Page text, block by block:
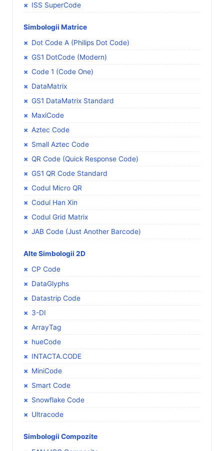
ISS SuperCode
Simbologii Matrice
Dot Code A (Philips Dot Code)
GS1 DotCode (Modern)
Code 1 (Code One)
DataMatrix
GS1 DataMatrix Standard
MaxiCode
Aztec Code
Small Aztec Code
QR Code (Quick Response Code)
GS1 QR Code Standard
Codul Micro QR
Codul Han Xin
Codul Grid Matrix
JAB Code (Just Another Barcode)
Alte Simbologii 2D
CP Code
DataGlyphs
Datastrip Code
3-DI
ArrayTag
hueCode
INTACTA.CODE
MiniCode
Smart Code
Snowflake Code
Ultracode
Simbologii Compozite